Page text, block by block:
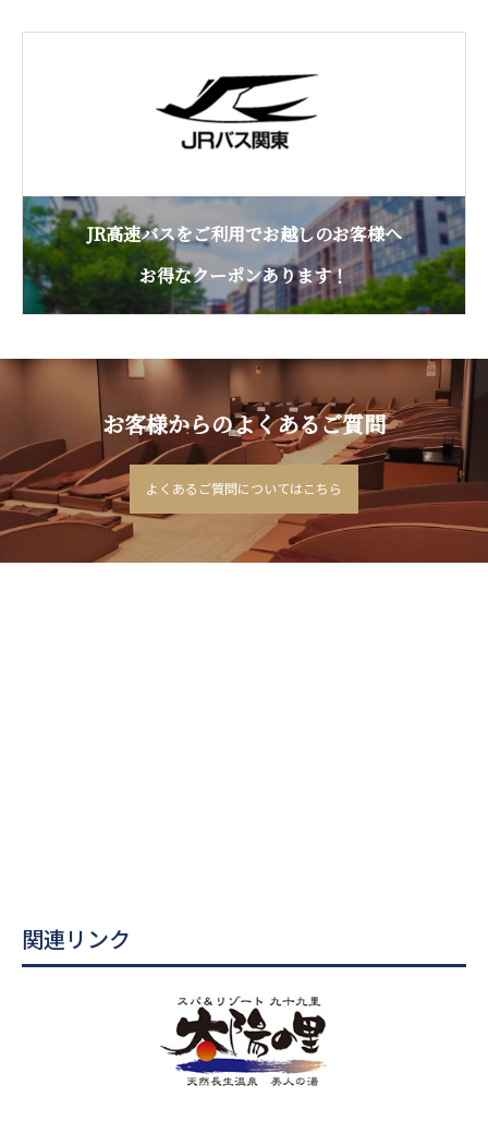
JR高速バスをご利用でお越しのお客様へ
お得なクーポンあります！
お客様からのよくあるご質問
よくあるご質問についてはこちら
関連リンク